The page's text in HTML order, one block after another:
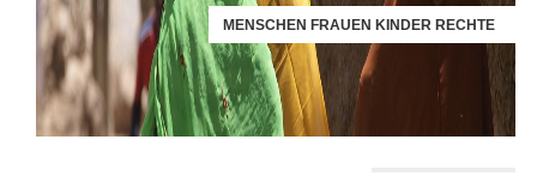
MENSCHEN FRAUEN KINDER RECHTE